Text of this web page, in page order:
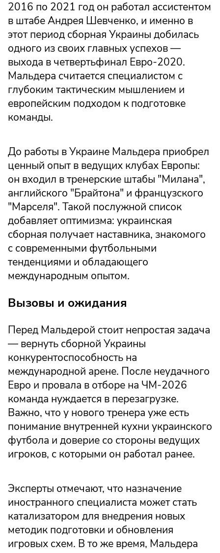
2016 по 2021 год он работал ассистентом
в штабе Андрея Шевченко, и именно в
этот период сборная Украины добилась
одного из своих главных успехов —
выхода в четвертьфинал Евро-2020.
Мальдера считается специалистом с
глубоким тактическим мышлением и
европейским подходом к подготовке
команды.
До работы в Украине Мальдера приобрел
ценный опыт в ведущих клубах Европы:
он входил в тренерские штабы "Милана",
английского "Брайтона" и французского
"Марселя". Такой послужной список
добавляет оптимизма: украинская
сборная получает наставника, знакомого
с современными футбольными
тенденциями и обладающего
международным опытом.
Вызовы и ожидания
Перед Мальдерой стоит непростая задача
— вернуть сборной Украины
конкурентоспособность на
международной арене. После неудачного
Евро и провала в отборе на ЧМ-2026
команда нуждается в перезагрузке.
Важно, что у нового тренера уже есть
понимание внутренней кухни украинского
футбола и доверие со стороны ведущих
игроков, с которыми он работал ранее.
Эксперты отмечают, что назначение
иностранного специалиста может стать
катализатором для внедрения новых
методик подготовки и обновления
игровых схем. В то же время, Мальдера